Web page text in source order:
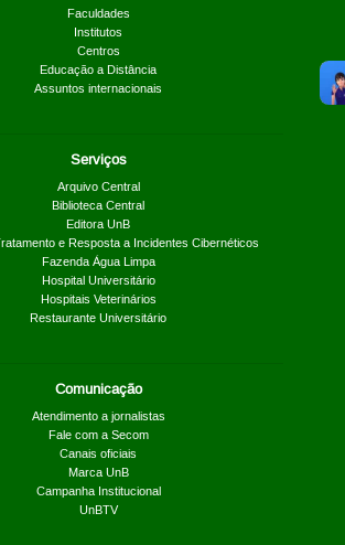
Faculdades
Institutos
Centros
Educação a Distância
Assuntos internacionais
Serviços
Arquivo Central
Biblioteca Central
Editora UnB
e Resposta a Incidentes Cibernéticos
Fazenda Água Limpa
Hospital Universitário
Hospitais Veterinários
Restaurante Universitário
Comunicação
Atendimento a jornalistas
Fale com a Secom
Canais oficiais
Marca UnB
Campanha Institucional
UnBTV